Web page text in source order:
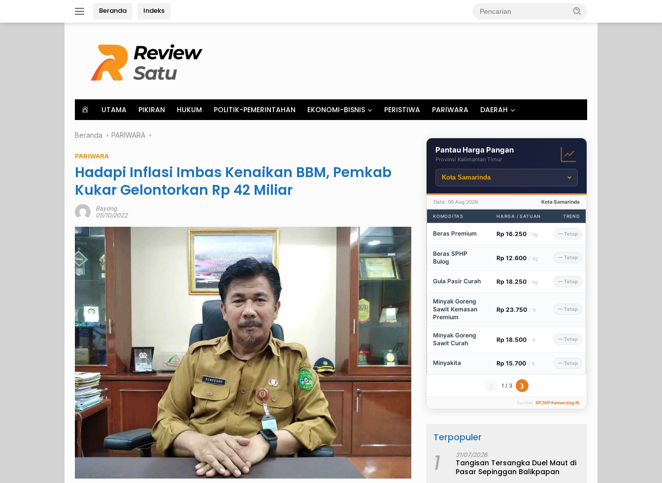
Beranda Indeks
o
e
UTAMA PIKIRAN HUKUM POLITIK-PEMERINTAHAN EKONOMI-BISNIS PERISTIWA PARIWARA DAERAH
Beranda PARIWARA
PARIWARA
Hadapi Inflasi Imbas Kenaikan BBM, Pemkab
Kukar Gelontorkan Rp 42 Miliar
Bayong
05/10/2022
Pantau Harga Pangan
Provinsi Kalimantan Timur
Data: 06 Aug 2026 Kota Samarinda
KOMODITAS HARGA / SATUAN TREND
Beras Premium Rp 16.250 / kg — Tetap
Beras SPHP
Bulog
Rp 12.600 / kg — Tetap
Gula Pasir Curah Rp 18.250 / kg — Tetap
Minyak Goreng
Sawit Kemasan
Premium
Rp 23.750 / lt — Tetap
Minyak Goreng
Sawit Curah
Rp 18.500 / lt — Tetap
Minyakita Rp 15.700 / lt — Tetap
1 / 3 ❯
Sumber: SP2KP Kemendag RI
Terpopuler
1 31/07/2026
Tangisan Tersangka Duel Maut di
Pasar Sepinggan Balikpapan